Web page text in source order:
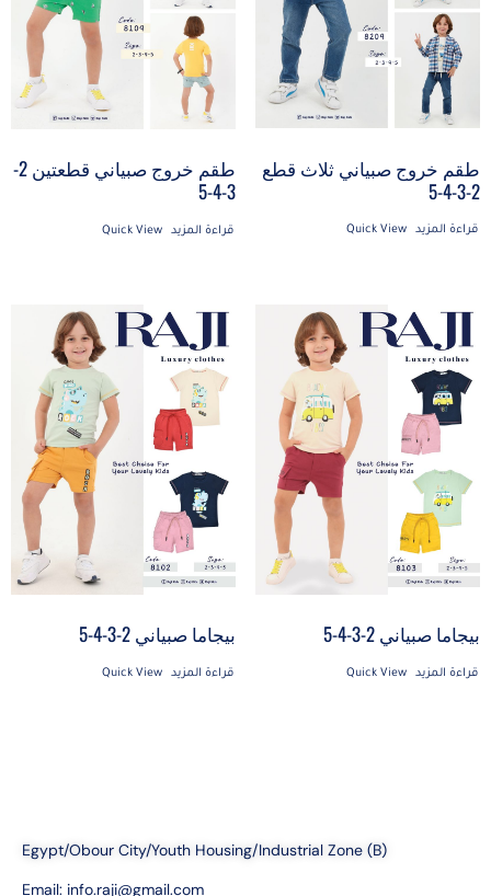
طقم خروج صبياني ثلاث قطع
2-3-4-5
قراءة المزيد Quick View
طقم خروج صبياني قطعتين 2-
3-4-5
قراءة المزيد Quick View
بيجاما صبياني 2-3-4-5
قراءة المزيد Quick View
بيجاما صبياني 2-3-4-5
قراءة المزيد Quick View
Egypt/Obour City/Youth Housing/Industrial Zone (B)
Email: info.raji@gmail.com